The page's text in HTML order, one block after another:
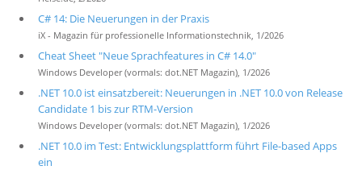
C# 14: Die Neuerungen in der Praxis
iX - Magazin für professionelle Informationstechnik, 1/2026
Cheat Sheet "Neue Sprachfeatures in C# 14.0"
Windows Developer (vormals: dot.NET Magazin), 1/2026
.NET 10.0 ist einsatzbereit: Neuerungen in .NET 10.0 von Release
Candidate 1 bis zur RTM-Version
Windows Developer (vormals: dot.NET Magazin), 1/2026
.NET 10.0 im Test: Entwicklungsplattform führt File-based Apps
ein